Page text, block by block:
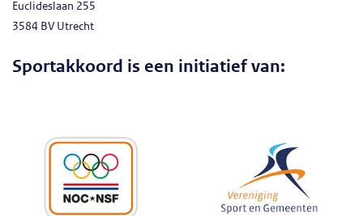
Euclideslaan 255
3584 BV Utrecht
Sportakkoord is een initiatief van: